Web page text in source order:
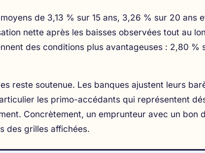
de 3,13 % sur 15 ans, 3,26 % sur 20 ans
nette après les baisses observées tout au
des conditions plus avantageuses : 2,80 %
reste soutenue. Les banques ajustent leurs
les primo-accédants qui représentent
Concrètement, un emprunteur avec un bon
des grilles affichées.